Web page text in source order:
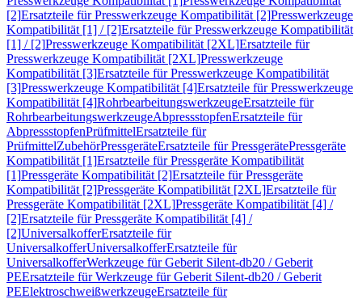
[2]Ersatzteile für Presswerkzeuge Kompatibilität [2]Presswerkzeuge
Kompatibilität [1] / [2]Ersatzteile für Presswerkzeuge Kompatibilität
[1] / [2]Presswerkzeuge Kompatibilität [2XL]Ersatzteile für
Presswerkzeuge Kompatibilität [2XL]Presswerkzeuge
Kompatibilität [3]Ersatzteile für Presswerkzeuge Kompatibilität
[3]Presswerkzeuge Kompatibilität [4]Ersatzteile für Presswerkzeuge
Kompatibilität [4]RohrbearbeitungswerkzeugeErsatzteile für
RohrbearbeitungswerkzeugeAbpressstopfenErsatzteile für
AbpressstopfenPrüfmittelErsatzteile für
PrüfmittelZubehörPressgeräteErsatzteile für PressgerätePressgeräte
Kompatibilität [1]Ersatzteile für Pressgeräte Kompatibilität
[1]Pressgeräte Kompatibilität [2]Ersatzteile für Pressgeräte
Kompatibilität [2]Pressgeräte Kompatibilität [2XL]Ersatzteile für
Pressgeräte Kompatibilität [2XL]Pressgeräte Kompatibilität [4] /
[2]Ersatzteile für Pressgeräte Kompatibilität [4] /
[2]UniversalkofferErsatzteile für
UniversalkofferUniversalkofferErsatzteile für
UniversalkofferWerkzeuge für Geberit Silent-db20 / Geberit
PEErsatzteile für Werkzeuge für Geberit Silent-db20 / Geberit
PEElektroschweißwerkzeugeErsatzteile für